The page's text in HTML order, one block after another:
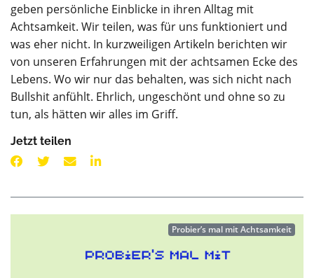
geben persönliche Einblicke in ihren Alltag mit
Achtsamkeit. Wir teilen, was für uns funktioniert und
was eher nicht. In kurzweiligen Artikeln berichten wir
von unseren Erfahrungen mit der achtsamen Ecke des
Lebens. Wo wir nur das behalten, was sich nicht nach
Bullshit anfühlt. Ehrlich, ungeschönt und ohne so zu
tun, als hätten wir alles im Griff.
Jetzt teilen
Probier’s mal mit Achtsamkeit